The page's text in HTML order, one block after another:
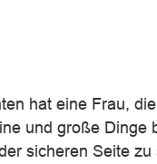
hat eine Frau,
und große
sicheren Seite